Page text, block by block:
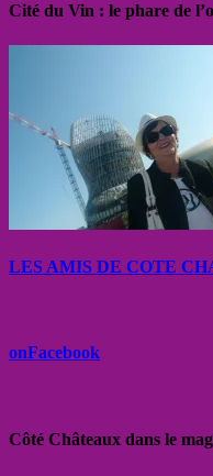
Cité du Vin : le phare de
LES AMIS DE COTE
onFacebook
Côté Châteaux dans le